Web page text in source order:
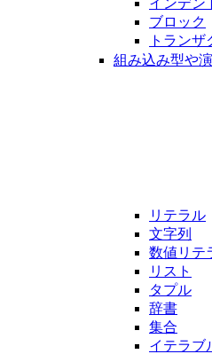
インデン
ブロック
トランザ
組み込み型や
リテラル
文字列
数値リテ
リスト
タプル
辞書
集合
イテラブ